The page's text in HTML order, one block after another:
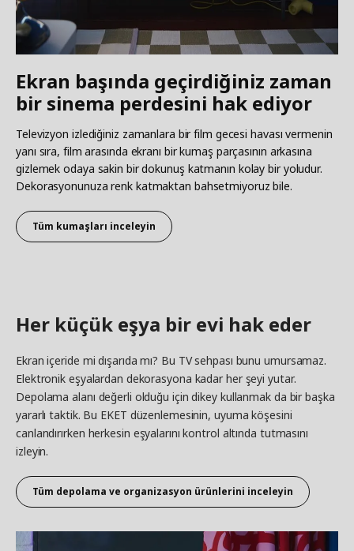
Ekran başında geçirdiğiniz zaman
bir sinema perdesini hak ediyor
Televizyon izlediğiniz zamanlara bir film gecesi havası vermenin
yanı sıra, film arasında ekranı bir kumaş parçasının arkasına
gizlemek odaya sakin bir dokunuş katmanın kolay bir yoludur.
Dekorasyonunuza renk katmaktan bahsetmiyoruz bile.
Tüm kumaşları inceleyin
Her küçük eşya bir evi hak eder
Ekran içeride mi dışarıda mı? Bu TV sehpası bunu umursamaz.
Elektronik eşyalardan dekorasyona kadar her şeyi yutar.
Depolama alanı değerli olduğu için dikey kullanmak da bir başka
yararlı taktik. Bu EKET düzenlemesinin, uyuma köşesini
canlandırırken herkesin eşyalarını kontrol altında tutmasını
izleyin.
Tüm depolama ve organizasyon ürünlerini inceleyin